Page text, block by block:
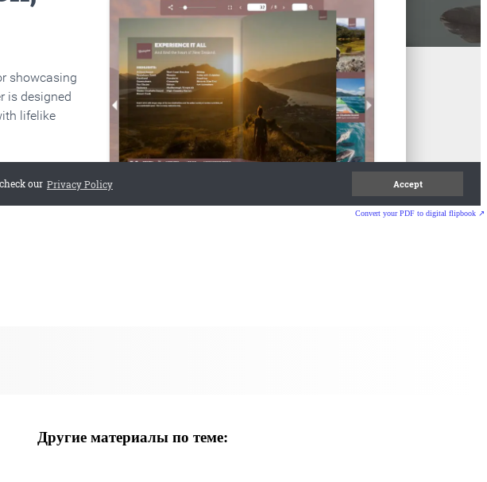
Convert your PDF to digital flipbook ↗
Другие материалы по теме: